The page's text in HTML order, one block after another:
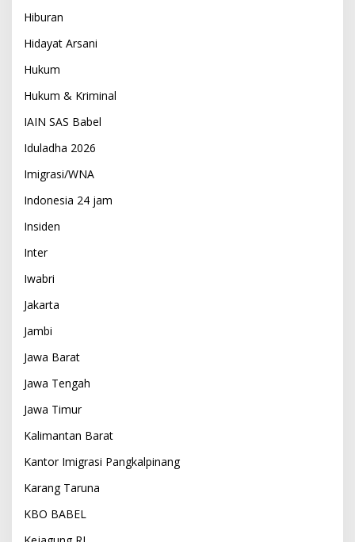
Hiburan
Hidayat Arsani
Hukum
Hukum & Kriminal
IAIN SAS Babel
Iduladha 2026
Imigrasi/WNA
Indonesia 24 jam
Insiden
Inter
Iwabri
Jakarta
Jambi
Jawa Barat
Jawa Tengah
Jawa Timur
Kalimantan Barat
Kantor Imigrasi Pangkalpinang
Karang Taruna
KBO BABEL